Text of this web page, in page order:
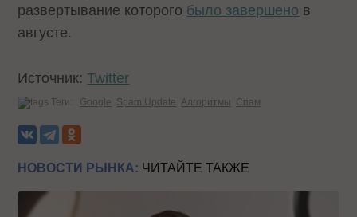
развертывание которого было завершено в
августе.
Источник:Twitter
Теги: Google Spam Update Алгоритмы Спам
НОВОСТИ РЫНКА: ЧИТАЙТЕ ТАКЖЕ